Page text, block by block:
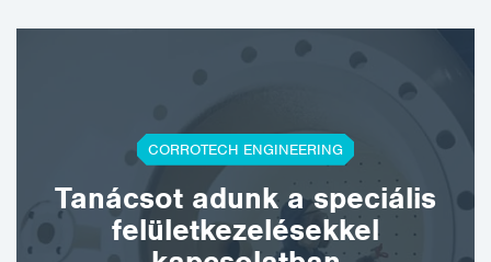
CORROTECH ENGINEERING
Tanácsot adunk a speciális
felületkezelésekkel